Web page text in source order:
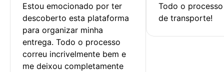
Estou emocionado por ter
descoberto esta plataforma
para organizar minha
entrega. Todo o processo
correu incrivelmente bem e
me deixou completamente
Todo o
de transporte!